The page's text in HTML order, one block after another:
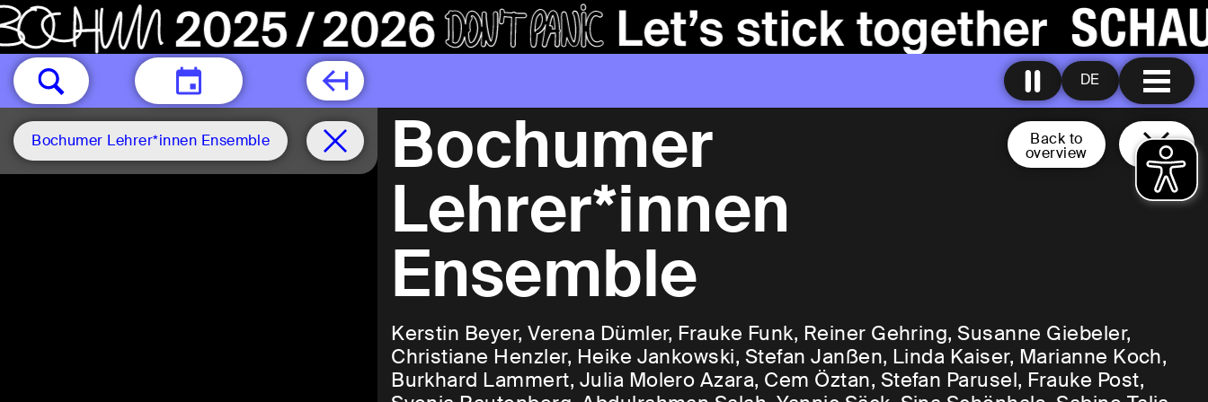
DE
TODAY
Bochumer Lehrer*innen Ensemble Back to
overview
Bochumer
Lehrer*innen
Ensemble
Kerstin Beyer, Verena Dümler, Frauke Funk, Reiner Gehring, Susanne Giebeler,
Christiane Henzler, Heike Jankowski, Stefan Janßen, Linda Kaiser, Marianne Koch,
Burkhard Lammert, Julia Molero Azara, Cem Öztan, Stefan Parusel, Frauke Post,